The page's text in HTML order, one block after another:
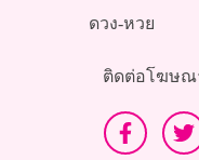
ดวง-หวย
ติดต่อโฆษณ